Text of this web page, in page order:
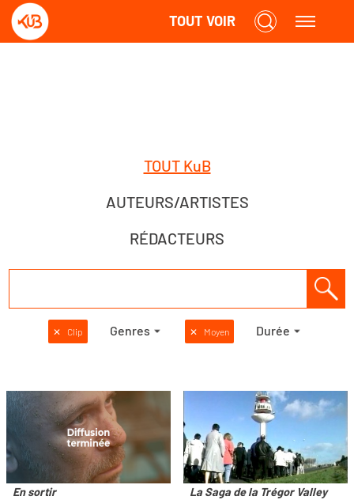
TOUT VOIR
TOUT KuB
AUTEURS/ARTISTES
RÉDACTEURS
✕ Clip Genres ✕ Moyen Durée
En sortir
La Saga de la Trégor Valley